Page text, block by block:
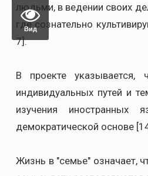
людьми, в ведении своих
где сознательно
7].
В проекте
индивидуальных путей и
изучения иностранных
демократической основе
Жизнь в "семье" означает,
Вид